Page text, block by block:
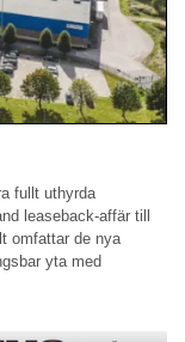
fullt uthyrda
leaseback-affär till
omfattar de nya
yta med